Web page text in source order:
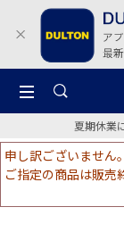
夏期休業
申し訳ございません。
ご指定の商品は販売